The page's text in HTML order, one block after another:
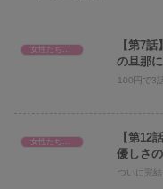
女性たちのスカッと話
【第7
の旦那
100円で3
女性たちのスカッと話
【第12
優しさ
ついに完